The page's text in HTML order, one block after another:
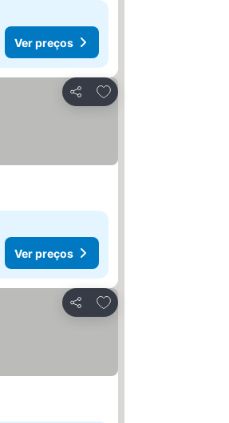
Ver preços
Partilhar
Adicionar aos favoritos
Ver preços
Partilhar
Adicionar aos favoritos